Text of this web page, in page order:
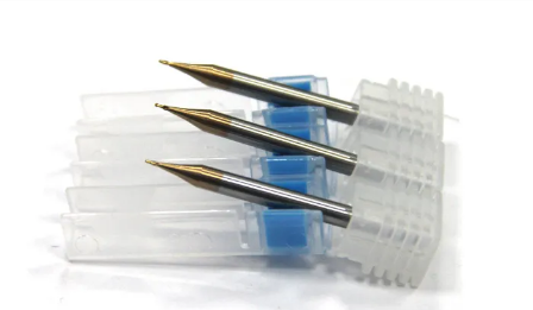
HAUS
PRODUKTE
ÜBER